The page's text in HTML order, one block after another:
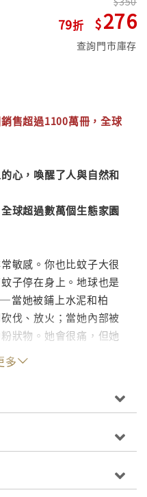
79 276
查詢門市庫存
售超過1100萬冊，全球
心，喚醒了人與自然和
球超過數萬個生態家園
敏感。你也比蚊子大很
子停在身上。地球也是
當她被鋪上水泥和柏
伐、放火；當她內部被
狀物。她會很痛，但她
的小孩。」
何創作經驗，為此還請
說或奇幻冒險故事。儘
是一位奇女子的故事，
多